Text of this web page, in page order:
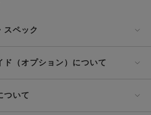
スペック
ド（オプション）について
ついて